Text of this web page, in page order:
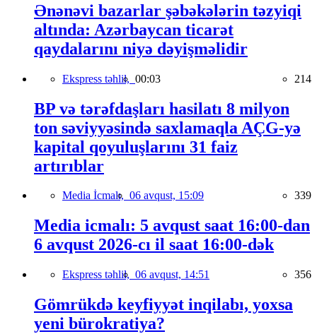
Ənənəvi bazarlar şəbəkələrin təzyiqi
altında: Azərbaycan ticarət
qaydalarını niyə dəyişməlidir
Ekspress təhlil, 00:03 214
BP və tərəfdaşları hasilatı 8 milyon
ton səviyyəsində saxlamaqla AÇG-yə
kapital qoyuluşlarını 31 faiz
artırıblar
Media İcmalı, 06 avqust, 15:09 339
Media icmalı: 5 avqust saat 16:00-dan
6 avqust 2026-cı il saat 16:00-dək
Ekspress təhlil, 06 avqust, 14:51 356
Gömrükdə keyfiyyət inqilabı, yoxsa
yeni bürokratiya?